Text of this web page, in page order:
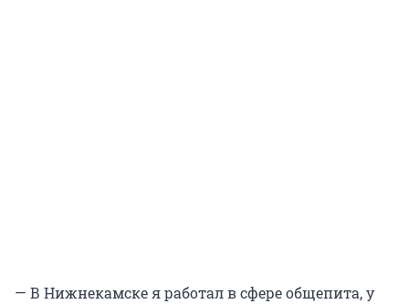
— В Нижнекамске я работал в сфере общепита, у